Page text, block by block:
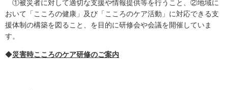
①被災者に対して適切な支援や情報提供等を行うこと、②地域に
おいて「こころの健康」及び「こころのケア活動」に対応できる支
援体制の構築を図ること、を目的に研修会や会議を開催していま
す。
◆災害時こころのケア研修のご案内